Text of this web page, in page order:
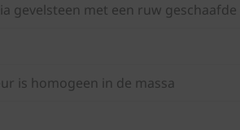
gevelsteen met een ruw
is homogeen in de massa